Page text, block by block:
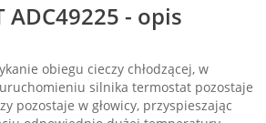
ADC49225 - opis
obiegu cieczy chłodzącej, w
silnika termostat pozostaje
pozostaje w głowicy, przyspieszając